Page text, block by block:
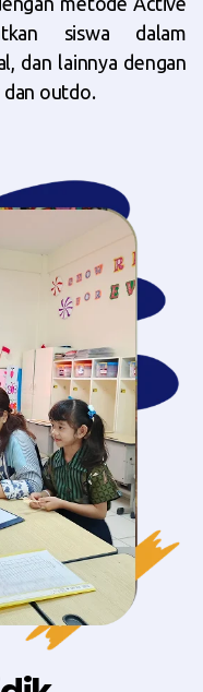
siswa dalam
dan lainnya dengan
dan outdo.